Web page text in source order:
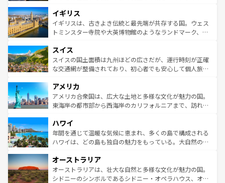
いる。シャンパンの発祥地であるランス、プロヴァンスの
香り高いラベンダー畑など、多彩な楽しみ方が可能だ。さ
らに、パリ以外の地域にも魅力が溢れており、どの街角に
れる地方に足を運ぶとそれぞれで全く異なる文化を体験で
きるだろう。 なお、新着のフランス情報はコンテンツ一覧
を参照してほしい。
顔を持つこの国は、どこを歩いても飽きることがない。ベ
ルリンの文化的活気、バイエルン州のアルプスの絶景、そ
してライン川沿いのワイン畑といった風景は必見。ビール
は、お酒好きな人にはぜひ体験してほしい。 なお、新着の
ドイツ情報はコンテンツ一覧を参照してほしい。
イギリス
イギリスは、古きよき伝統と最先端が共存する国。ウェス
トミンスター寺院や大英博物館のようなランドマーク、歴
リアごとに異なる魅力がある。また、優雅なアフタヌーン
ティー、ビール好きにはたまらない英国パブ、サッカー観
戦など、本場だからこそできる体験も豊富。イギリスを旅
ンツ一覧を参照してほしい。
スイス
スイスの国土面積は九州ほどの広さだが、運行時刻が正確
な交通網が整備されており、初心者でも安心して個人旅行
の建物がそのまま残る町や、スイスならではのユニークな
博物館もあり、アルプス観光だけでなく町歩きも満喫する
ことができる。国民の所得が高いため物価も高いが、旅行
ば市内交通費無料で観光を楽しむこともできる。 なお、新
着のスイス情報はコンテンツ一覧 を参照してほしい。
アメリカ
アメリカ合衆国は、広大な土地と多様な文化が魅力の国。
東海岸の都市部から西海岸のカリフォルニアまで、訪れる
のような巨大都市は、観光、ショッピング、エンターテイ
ンメントが詰まった刺激的なスポットだ。一方、アメリカ
西部には大自然が広がり、グランドキャニオンやイエロー
部のニューオーリンズでは、音楽と美食が融合した独特の
文化が魅力。旅行者はアメリカの各地域で異なる魅力を楽
しみながら、その多様性と豊かな歴史を感じることができ
ハワイ
年間を通じて温暖な気候に恵まれ、多くの島で構成される
ハワイは、どの島も独自の魅力をもっている。大自然の神
ワイ島は見逃せない。また、定番の観光地といえばオアフ
島だが、静かな自然を求めるならマウイ島やカウアイ島が
おすすめ。エメラルドグリーンに輝く海をはじめ、豊かな
オーストラリア
オーストラリアは、壮大な自然と多様な文化が魅力の国。
シドニーのシンボルであるシドニー・オペラハウス、オー